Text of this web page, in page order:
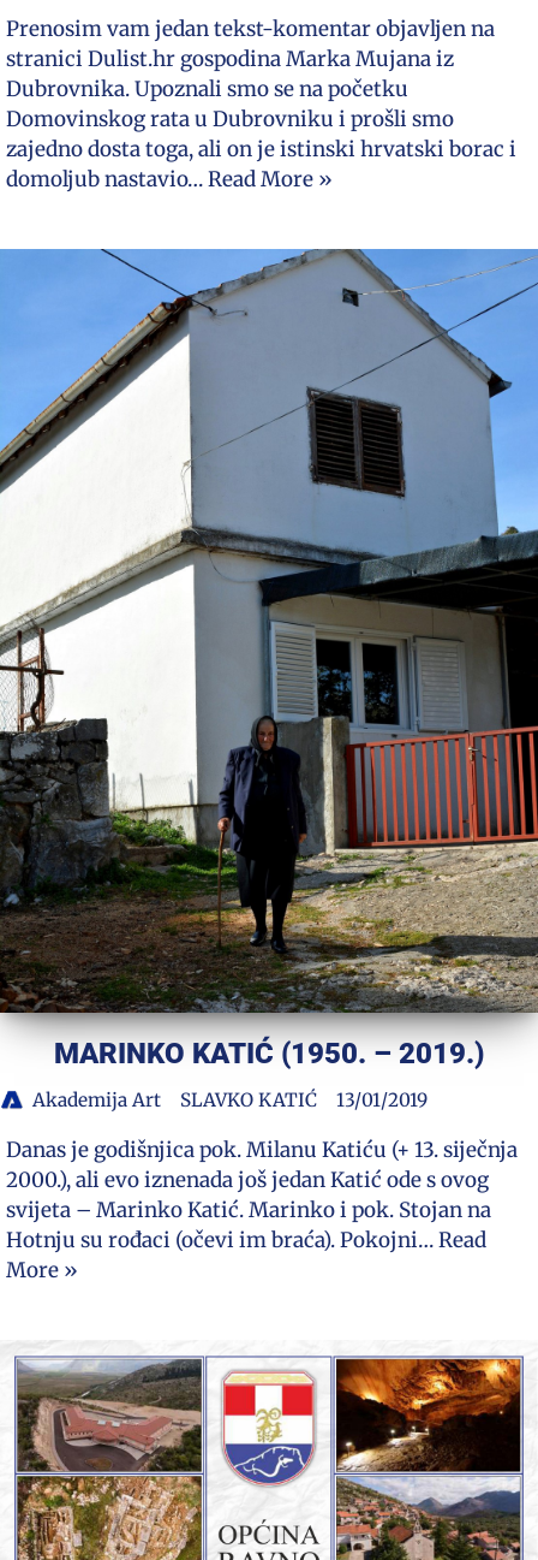
Prenosim vam jedan tekst-komentar objavljen na
stranici Dulist.hr gospodina Marka Mujana iz
Dubrovnika. Upoznali smo se na početku
Domovinskog rata u Dubrovniku i prošli smo
zajedno dosta toga, ali on je istinski hrvatski borac i
domoljub nastavio…Read More »
MARINKO KATIĆ (1950. – 2019.)
Akademija Art SLAVKO KATIĆ 13/01/2019
Danas je godišnjica pok. Milanu Katiću (+ 13. siječnja
2000.), ali evo iznenada još jedan Katić ode s ovog
svijeta – Marinko Katić. Marinko i pok. Stojan na
Hotnju su rođaci (očevi im braća). Pokojni…Read
More »